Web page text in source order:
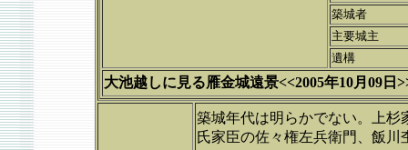
築城者
主要城主
遺構
大池越しに見る雁金城遠景<<2005年10月09日
築城年代は明らかでない。上杉
氏家臣の佐々権左兵衛門、飯